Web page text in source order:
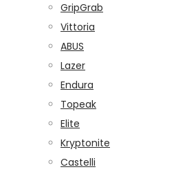
GripGrab
Vittoria
ABUS
Lazer
Endura
Topeak
Elite
Kryptonite
Castelli